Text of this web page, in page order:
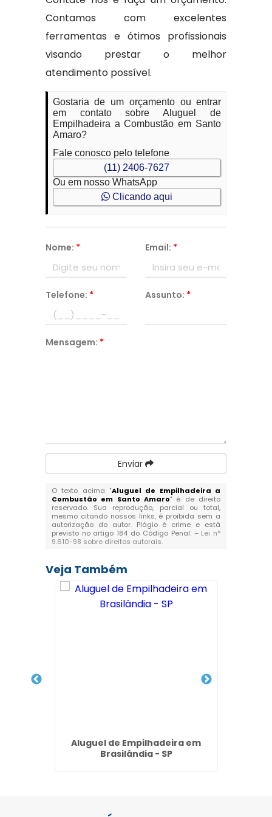
Contamos com excelentes
ferramentas e ótimos profissionais
visando prestar o melhor
atendimento possível.
Gostaria de um orçamento ou entrar
em contato sobre Aluguel de
Empilhadeira a Combustão em Santo
Amaro?
Fale conosco pelo telefone
(11) 2406-7627
Ou em nosso WhatsApp
Clicando aqui
Nome: * Email: *
Telefone: * Assunto: *
Mensagem: *
Enviar
O texto acima "Aluguel de Empilhadeira a
Combustão em Santo Amaro" é de direito
reservado. Sua reprodução, parcial ou total,
mesmo citando nossos links, é proibida sem a
autorização do autor. Plágio é crime e está
previsto no artigo 184 do Código Penal. – Lei n°
9.610-98 sobre direitos autorais.
Veja Também
Aluguel de Empilhadeira em
Brasilândia - SP